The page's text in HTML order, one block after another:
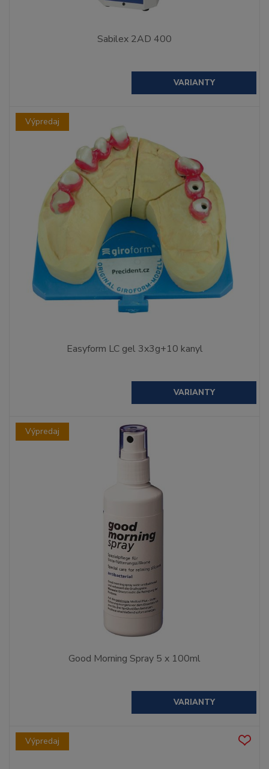
Sabilex 2AD 400
VARIANTY
Výpredaj
Easyform LC gel 3x3g+10 kanyl
VARIANTY
Výpredaj
Good Morning Spray 5 x 100ml
VARIANTY
Výpredaj